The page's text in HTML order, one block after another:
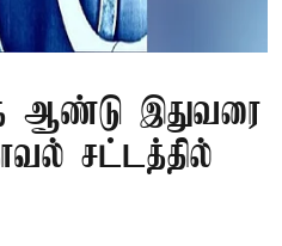
ஆண்டு இதுவரை
சட்டத்தில்